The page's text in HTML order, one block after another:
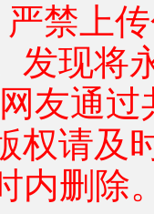
禁上
发现将
友通
权请及
内删除